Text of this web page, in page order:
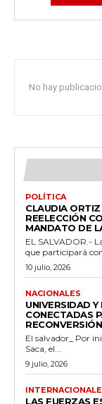
No hay
POLÍTICA
CLAUDIA
REELECCIÓN
MANDATO DE
EL SALVADOR.-
que participará
10 julio, 2026
NACIONALES
UNIVERSIDAD
CONECTADAS
El salvador_ Por
Saca, el...
9 julio, 2026
LAS FUERZAS